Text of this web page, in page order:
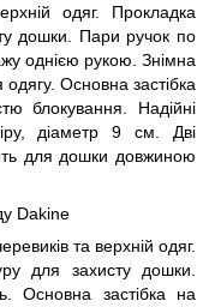
одяг. Прокладка
дошки. Пари ручок по
однією рукою. Знімна
Основна застібка
блокування. Надійні
діаметр 9 см. Дві
для дошки довжиною
та верхній одяг.
для захисту дошки.
Основна застібка на